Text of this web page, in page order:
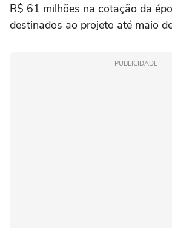
R$ 61 milhões na cotação da
destinados ao projeto até maio
PUBLICIDADE